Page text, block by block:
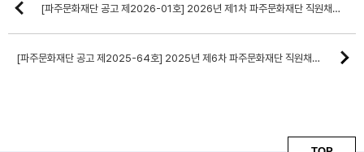
[파주문화재단 공고 제2026-01호] 2026년 제1차 파주문화재단 직원채용 공고
[파주문화재단 공고 제2025-64호] 2025년 제6차 파주문화재단 직원채용 최종합격자 공고